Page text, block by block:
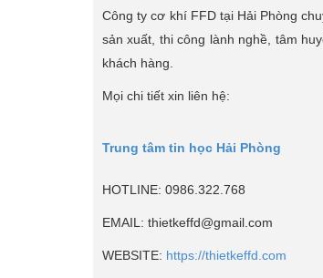
Công ty cơ khí FFD tại Hải Phòng
sản xuất, thi công lành nghề, tâm
khách hàng.
Mọi chi tiết xin liên hệ:
Trung tâm tin học Hải Phòng
HOTLINE: 0986.322.768
EMAIL: thietkeffd@gmail.com
WEBSITE: https://thietkeffd.com